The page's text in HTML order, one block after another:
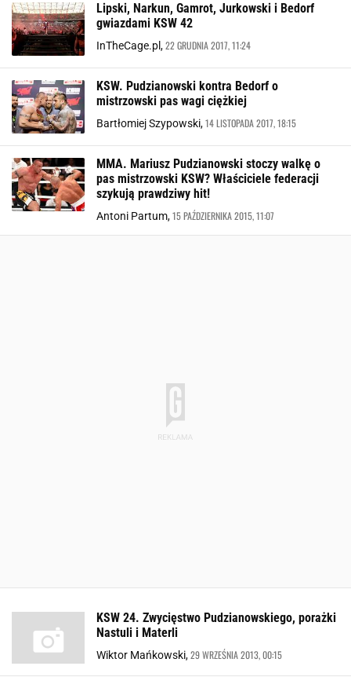
Lipski, Narkun, Gamrot, Jurkowski i Bedorf
gwiazdami KSW 42
InTheCage.pl,22 GRUDNIA 2017, 11:24
KSW. Pudzianowski kontra Bedorf o
mistrzowski pas wagi ciężkiej
Bartłomiej Szypowski,14 LISTOPADA 2017, 18:15
MMA. Mariusz Pudzianowski stoczy walkę o
pas mistrzowski KSW? Właściciele federacji
szykują prawdziwy hit!
Antoni Partum,15 PAŹDZIERNIKA 2015, 11:07
KSW 24. Zwycięstwo Pudzianowskiego, porażki
Nastuli i Materli
Wiktor Mańkowski,29 WRZEŚNIA 2013, 00:15